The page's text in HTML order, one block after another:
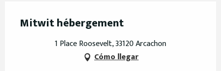
Mitwit hébergement
1 Place Roosevelt, 33120 Arcachon
Cómo llegar